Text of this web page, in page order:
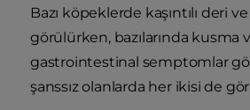
Bazı köpeklerde kaşıntılı deri
görülürken, bazılarında kusma
gastrointestinal semptomlar
şanssız olanlarda her ikisi de